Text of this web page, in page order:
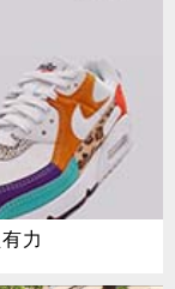
力